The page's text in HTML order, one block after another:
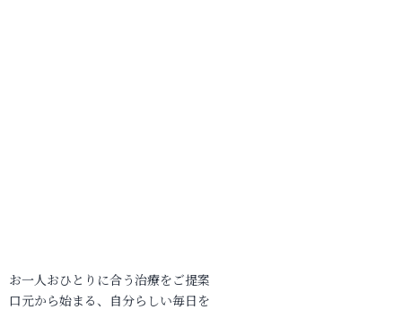
お一人おひとりに合う治療をご提案
口元から始まる、自分らしい毎日を